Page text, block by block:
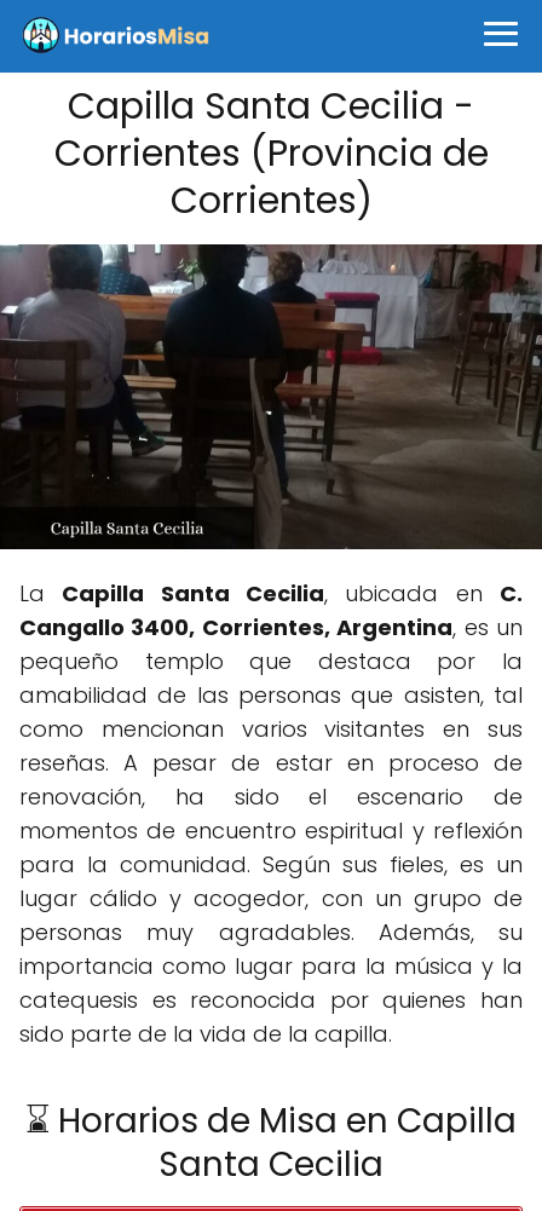
Capilla Santa Cecilia -
Corrientes (Provincia de
Corrientes)
La Capilla Santa Cecilia, ubicada en C.
Cangallo 3400, Corrientes, Argentina, es un
pequeño templo que destaca por la
amabilidad de las personas que asisten, tal
como mencionan varios visitantes en sus
reseñas. A pesar de estar en proceso de
renovación, ha sido el escenario de
momentos de encuentro espiritual y reflexión
para la comunidad. Según sus fieles, es un
lugar cálido y acogedor, con un grupo de
personas muy agradables. Además, su
importancia como lugar para la música y la
catequesis es reconocida por quienes han
sido parte de la vida de la capilla.
⌛ Horarios de Misa en Capilla
Santa Cecilia